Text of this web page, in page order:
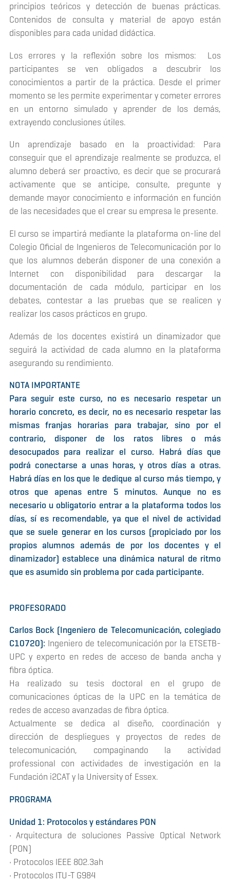
principios teóricos y detección de buenas prácticas.
Contenidos de consulta y material de apoyo están
disponibles para cada unidad didáctica.
Los errores y la reflexión sobre los mismos: Los
participantes se ven obligados a descubrir los
conocimientos a partir de la práctica. Desde el primer
momento se les permite experimentar y cometer errores
en un entorno simulado y aprender de los demás,
extrayendo conclusiones útiles.
Un aprendizaje basado en la proactividad: Para
conseguir que el aprendizaje realmente se produzca, el
alumno deberá ser proactivo, es decir que se procurará
activamente que se anticipe, consulte, pregunte y
demande mayor conocimiento e información en función
de las necesidades que el crear su empresa le presente.
El curso se impartirá mediante la plataforma on-line del
Colegio Oficial de Ingenieros de Telecomunicación por lo
que los alumnos deberán disponer de una conexión a
Internet con disponibilidad para descargar la
documentación de cada módulo, participar en los
debates, contestar a las pruebas que se realicen y
realizar los casos prácticos en grupo.
Además de los docentes existirá un dinamizador que
seguirá la actividad de cada alumno en la plataforma
asegurando su rendimiento.
NOTA IMPORTANTE
Para seguir este curso, no es necesario respetar un
horario concreto, es decir, no es necesario respetar las
mismas franjas horarias para trabajar, sino por el
contrario, disponer de los ratos libres o más
desocupados para realizar el curso. Habrá días que
podrá conectarse a unas horas, y otros días a otras.
Habrá días en los que le dedique al curso más tiempo, y
otros que apenas entre 5 minutos. Aunque no es
necesario u obligatorio entrar a la plataforma todos los
días, sí es recomendable, ya que el nivel de actividad
que se suele generar en los cursos (propiciado por los
propios alumnos además de por los docentes y el
dinamizador) establece una dinámica natural de ritmo
que es asumido sin problema por cada participante.
PROFESORADO
Carlos Bock (Ingeniero de Telecomunicación, colegiado
C10720): Ingeniero de telecomunicación por la ETSETB-
UPC y experto en redes de acceso de banda ancha y
fibra óptica.
Ha realizado su tesis doctoral en el grupo de
comunicaciones ópticas de la UPC en la temática de
redes de acceso avanzadas de fibra óptica.
Actualmente se dedica al diseño, coordinación y
dirección de despliegues y proyectos de redes de
telecomunicación, compaginando la actividad
professional con actividades de investigación en la
Fundación i2CAT y la University of Essex.
PROGRAMA
Unidad 1: Protocolos y estándares PON
• Arquitectura de soluciones Passive Optical Network
(PON)
• Protocolos IEEE 802.3ah
• Protocolos ITU-T G984